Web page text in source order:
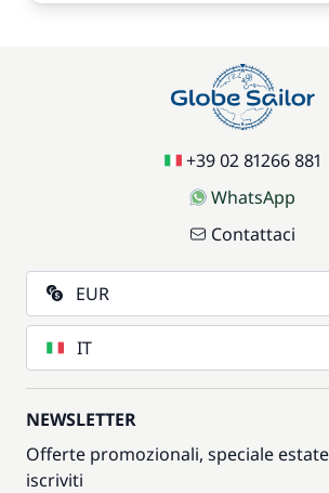
+39 02 81266 881
WhatsApp
Contattaci
EUR
IT
NEWSLETTER
Offerte promozionali, speciale
iscriviti